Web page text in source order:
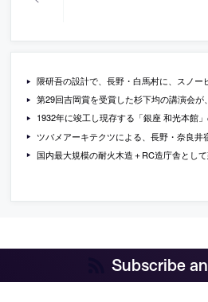
隈研吾の設計で、長野・白馬村に、スノーピークの店舗と野遊びが融合する
第29回吉岡賞を受賞した杉下均の講演会が
1932年に竣工し現存する「銀座 和光本館」の歴史と現在について、建
ツバメアーキテクツによる、長野・奈良井宿の重要伝統的建造
国内最大規模の耐火木造＋RC造庁舎として建設が進められている山口県の「長門市
Subscribe